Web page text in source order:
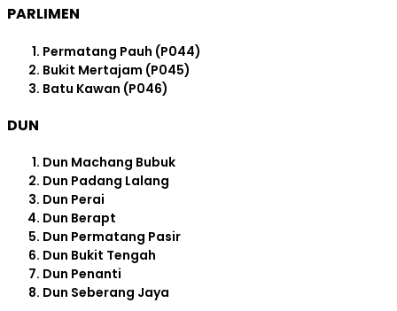
PARLIMEN
Permatang Pauh (P044)
Bukit Mertajam (P045)
Batu Kawan (P046)
DUN
Dun Machang Bubuk
Dun Padang Lalang
Dun Perai
Dun Berapt
Dun Permatang Pasir
Dun Bukit Tengah
Dun Penanti
Dun Seberang Jaya